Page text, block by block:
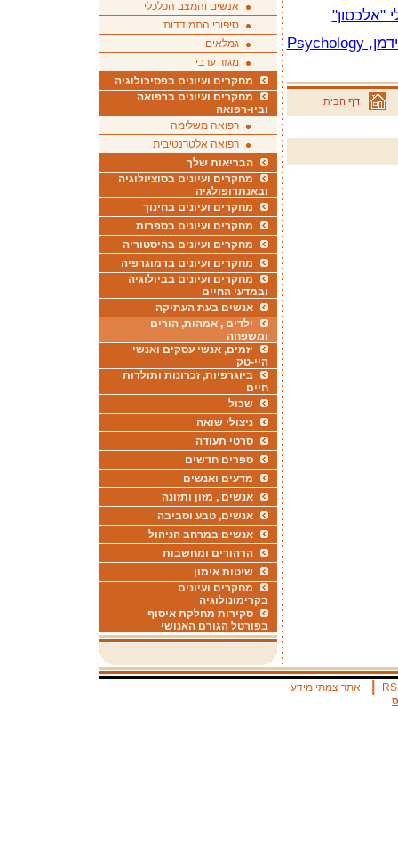
"אלכסון"
הורים פשוט לא מבינים מאת ניק פרידמן, Psychology
דף הבית
אנשים והמצב הכלכלי
סיפורי התמודדות
גמלאים
מגזר ערבי
מחקרים ועיונים בפסיכולוגיה
מחקרים ועיונים ברפואה
וביו-רפואה
רפואה משלימה
רפואה אלטרנטיבית
הבריאות שלך
מחקרים ועיונים בסוציולוגיה
ובאנתרופולגיה
מחקרים ועיונים בחינוך
מחקרים ועיונים בספרות
מחקרים ועיונים בהיסטוריה
מחקרים ועיונים בדמוגרפיה
מחקרים ועיונים בביולוגיה
ובמדעי החיים
אנשים בעת העתיקה
ילדים , אמהות, הורים
ומשפחה
יזמים, אנשי עסקים ואנשי
היי-טק
ביוגרפיות, זכרונות ותולדות
חיים
שכול
ניצולי שואה
סרטי תעודה
ספרים חדשים
מדעים ואנשים
אנשים , מזון ותזונה
אנשים, טבע וסביבה
אנשים במרחב הניהול
הרהורים ומחשבות
שיטות אימון
מחקרים ועיונים
בקרימונולוגיה
סקירות מחלקת איסוף
בפורטל הגורם האנושי
אתר צמתי מידע